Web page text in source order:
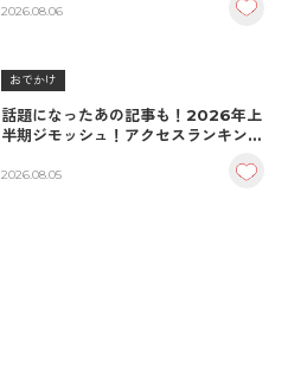
♪（8/7〜8/9）
2026.08.06
おでかけ
話題になったあの記事も！2026年上
半期ジモッシュ！アクセスランキング
2026.08.05